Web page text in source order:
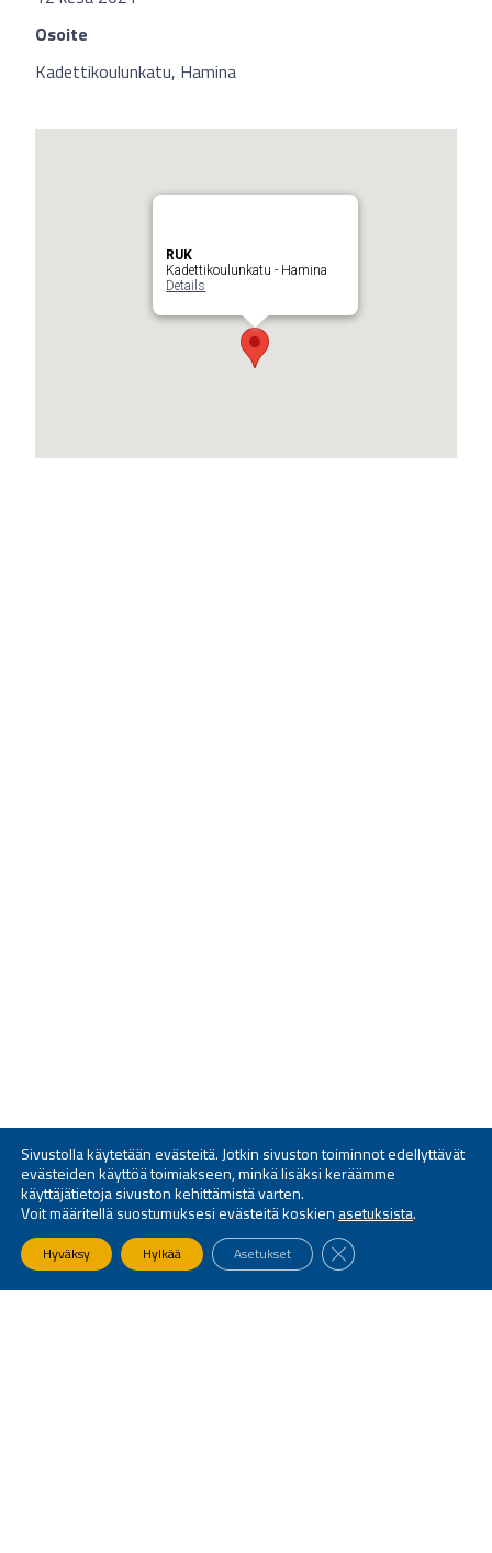
Osoite
Kadettikoulunkatu, Hamina
RUK
Kadettikoulunkatu - Hamina
Details
Sivustolla käytetään evästeitä. Jotkin sivuston toiminnot edellyttävät
evästeiden käyttöä toimiakseen, minkä lisäksi keräämme
käyttäjätietoja sivuston kehittämistä varten.
Voit määritellä suostumuksesi evästeitä koskien asetuksista.
Hyväksy Hylkää Asetukset SULJE